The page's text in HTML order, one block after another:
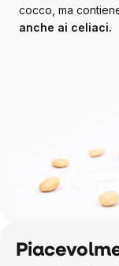
cocco, ma
anche ai celiaci.